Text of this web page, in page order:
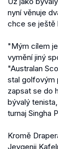
nyní věnuje
chce se ještě
"Mým cílem
vymění jiný
"Australan
stal golfovým
zapsat se do
bývalý
turnaj Singha
Kromě
Jevgenij